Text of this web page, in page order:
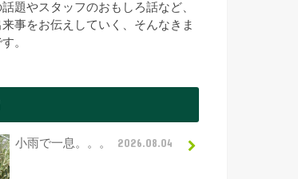
題やスタッフのおもしろ話など、
事をお伝えしていく、そんなきま
。
小雨で一息。。。 2026.08.04